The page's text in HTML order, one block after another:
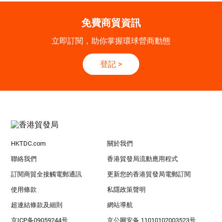
免費商貿資訊
立即訂閱，助你掌握環球營商動態
登記 >
HKTDC.com 關於我們
聯絡我們 香港貿發局流動應用程式
訂閱商貿全接觸電郵通訊 更新您的香港貿發局電郵訂閱
使用條款 私隱政策聲明
超連結條款及細則 網站導航
京ICP备09059244号 京公网安备 11010102003523号